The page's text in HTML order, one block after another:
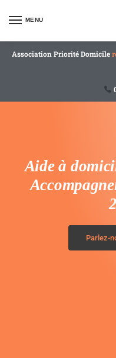
MENU
Association Priorité Domicile
Aide à
Parlez-